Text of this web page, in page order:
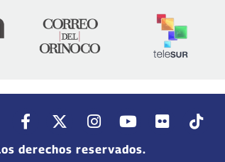
derechos reservados.